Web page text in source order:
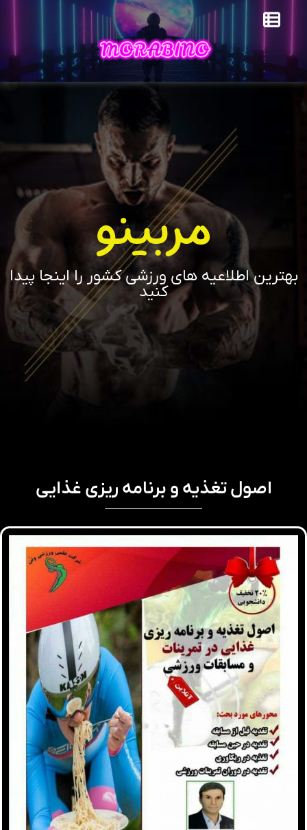
مربینو
بهترین اطلاعیه های ورزشی کشور را اینجا پیدا
کنید
اصول تغذیه و برنامه ریزی غذایی